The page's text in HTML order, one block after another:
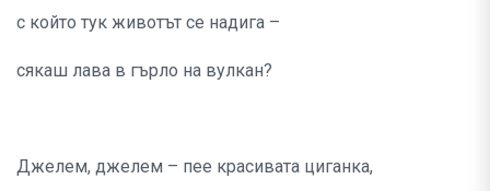
с който тук животът се надига –
сякаш лава в гърло на вулкан?
Джелем, джелем – пее красивата циганка,